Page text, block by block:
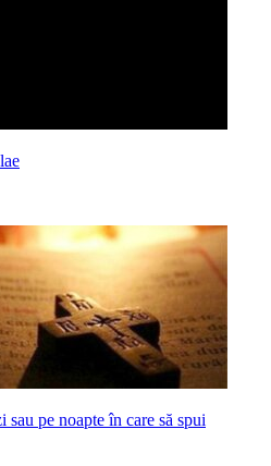
sau pe noapte în care să spui